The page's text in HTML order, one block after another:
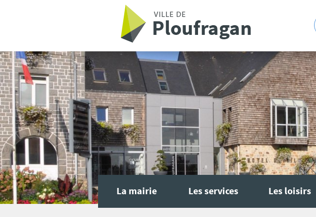
La mairie Les services Les loisirs